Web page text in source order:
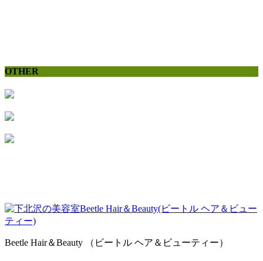
OTHER
Beetle Hair＆Beauty （ビートル ヘア＆ビューティー）